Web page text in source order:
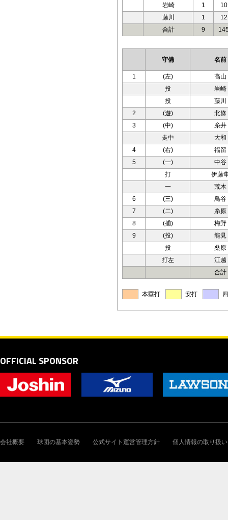
岩崎
1
10
藤川
1
12
合計
9
守備 名前
1 (左)
高山
投
岩崎
投
藤川
2
(遊)
北條
3
(中)
糸井
走中
大和
4
(右)
福留
5
(一)
中谷
打
伊藤
一
荒木
6
(三)
鳥谷
7
(二)
糸原
8
(捕)
梅野
9
(投)
能見
投
桑原
打左
江越
合計
本塁打 安打
OFFICIAL SPONSOR
会社概要 球団の基本姿勢 公式サイト運営管理方針 個人情報の取り扱い